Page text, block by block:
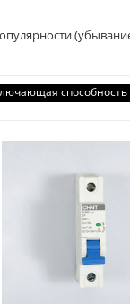
способность